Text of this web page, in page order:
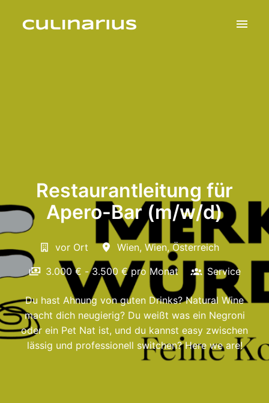
Inhalt
Startseite
Restaurantleitung für
Apero-Bar (m/w/d)
vor Ort Wien, Wien, Österreich
3.000 € - 3.500 € pro Monat
Service
Du hast Ahnung von guten Drinks? Natural Wine
macht dich neugierig? Du weißt was ein Negroni
oder ein Pet Nat ist, und du kannst easy zwischen
lässig und professionell switchen? Here we are!